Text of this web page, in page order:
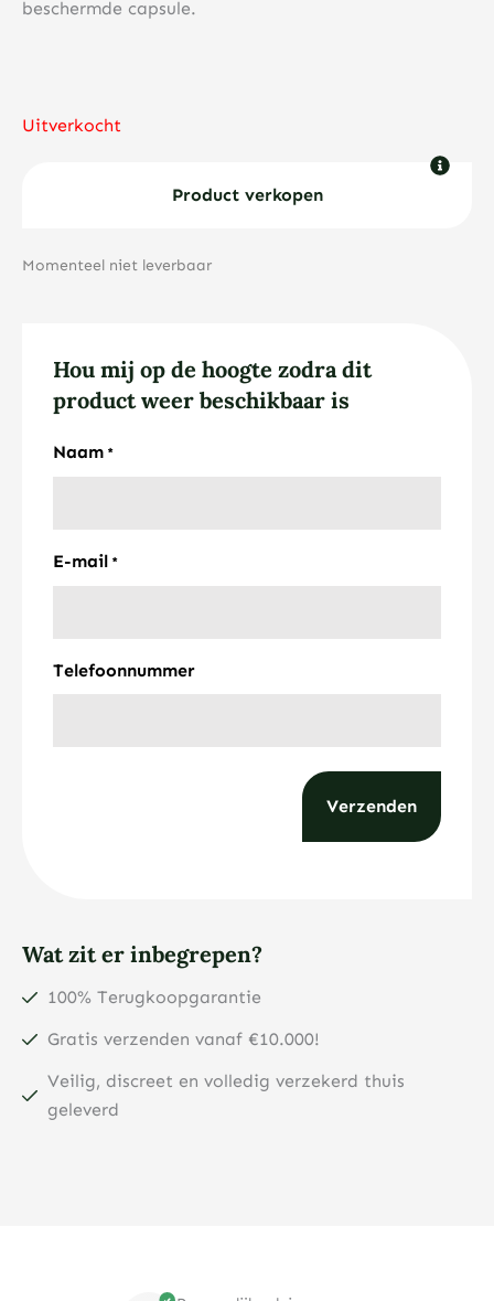
beschermde capsule.
Uitverkocht
Product verkopen
Momenteel niet leverbaar
Hou mij op de hoogte zodra dit
product weer beschikbaar is
Naam *
E-mail *
Telefoonnummer
Wat zit er inbegrepen?
100% Terugkoopgarantie
Gratis verzenden vanaf €10.000!
Veilig, discreet en volledig verzekerd thuis
geleverd